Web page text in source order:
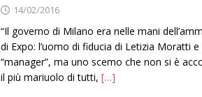
14/02/2016
“Il governo di Milano era nelle mani
di Expo: l’uomo di fiducia di Letizia Moratti
“manager”, ma uno scemo che non si è
il più mariuolo di tutti, […]